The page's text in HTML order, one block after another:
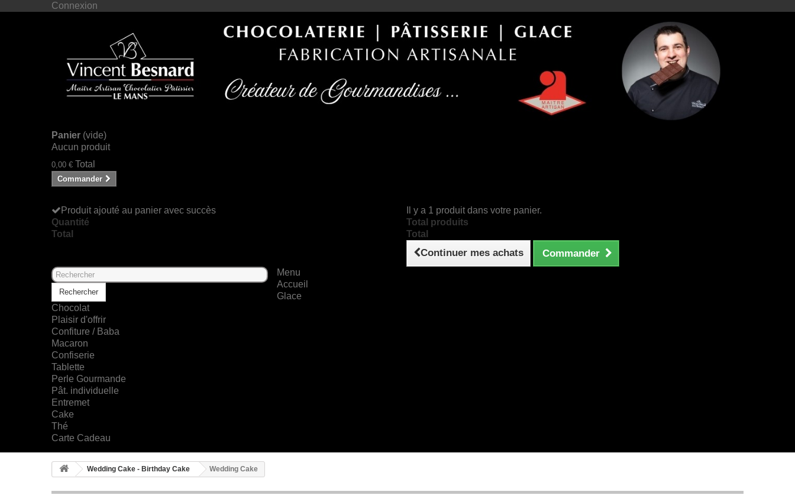
Connexion
Panier (vide)
Aucun produit
0,00 € Total
Commander
Produit ajouté au panier avec succès
Quantité
Total
Il y a 1 produit dans votre panier.
Total produits
Total
Continuer mes achats Commander
Rechercher
Menu
Accueil
Glace
Chocolat
Plaisir d'offrir
Confiture / Baba
Macaron
Confiserie
Tablette
Perle Gourmande
Pât. individuelle
Entremet
Cake
Thé
Carte Cadeau
Wedding Cake - Birthday Cake Wedding Cake